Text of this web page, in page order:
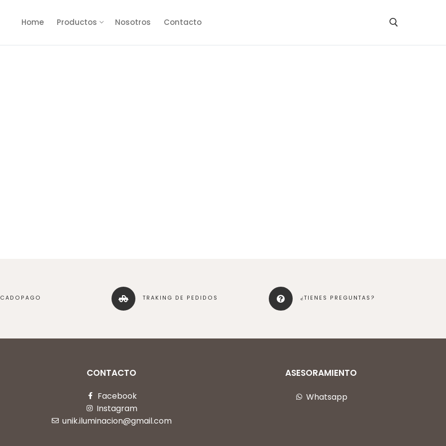
Home Productos Nosotros Contacto
TRAKING DE PEDIDOS ¿TIENES PREGUNTAS?
CONTACTO
Facebook
Instagram
unik.iluminacion@gmail.com
ASESORAMIENTO
Whatsapp